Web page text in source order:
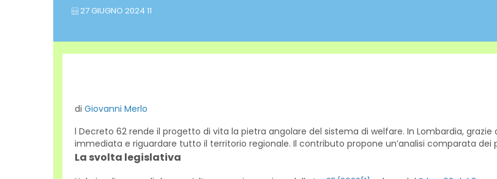
27 GIUGNO 2024 11
di Giovanni Merlo
l Decreto 62 rende il progetto di vita la pietra angolare del sistema di welfare. In Lombardia, grazie
immediata e riguardare tutto il territorio regionale. Il contributo propone un’analisi comparata dei
La svolta legislativa